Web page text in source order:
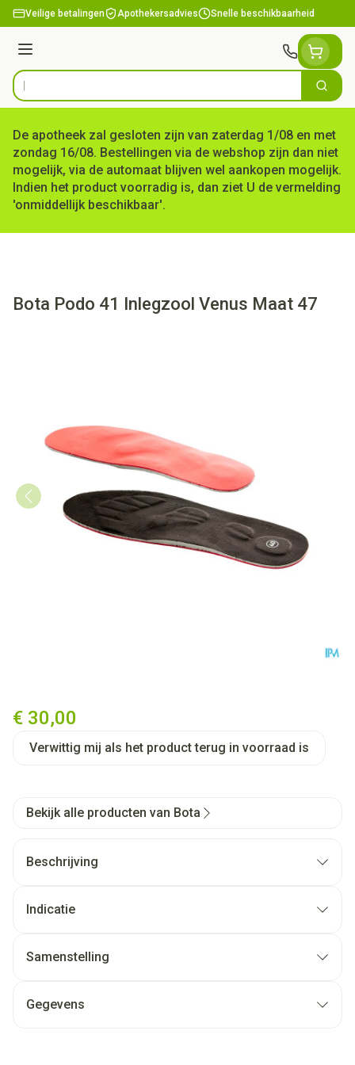
Ga naar de inhoud
Veilige betalingen Apothekersadvies Snelle beschikbaarheid
Menu
Product, merk, categorie... Zoek
De apotheek zal gesloten zijn van zaterdag 1/08 en met
zondag 16/08. Bestellingen via de webshop zijn dan niet
mogelijk, via de automaat blijven wel aankopen mogelijk.
Indien het product voorradig is, dan ziet U de vermelding
'onmiddellijk beschikbaar'.
Bota Podo 41 Inlegzool Venus Maat 47
€ 30,00
Verwittig mij als het product terug in voorraad is
Bekijk alle producten van Bota
Beschrijving
Indicatie
Samenstelling
Gegevens